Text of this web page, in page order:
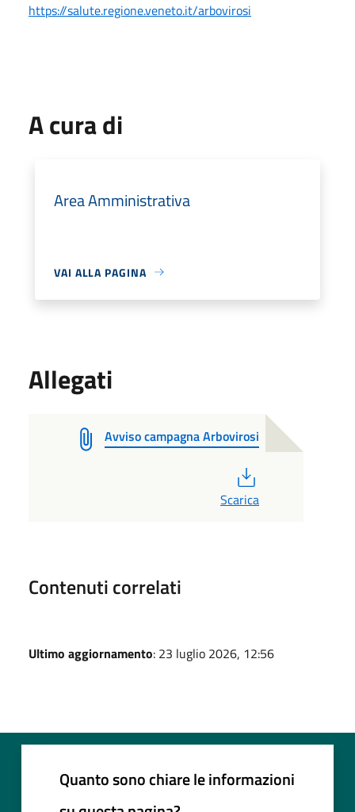
https://salute.regione.veneto.it/arbovirosi
A cura di
Area Amministrativa
VAI ALLA PAGINA
Allegati
Avviso campagna Arbovirosi
Scarica
Contenuti correlati
Ultimo aggiornamento: 23 luglio 2026, 12:56
Quanto sono chiare le informazioni